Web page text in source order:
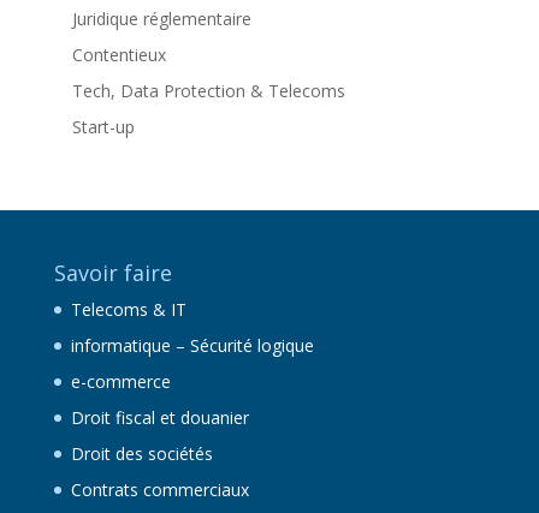
Juridique réglementaire
Contentieux
Tech, Data Protection & Telecoms
Start-up
Savoir faire
Telecoms & IT
informatique – Sécurité logique
e-commerce
Droit fiscal et douanier
Droit des sociétés
Contrats commerciaux